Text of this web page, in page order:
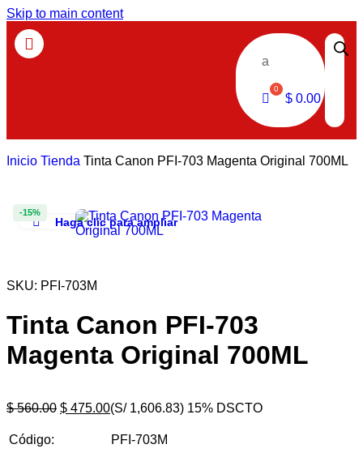
Skip to main content
a
$0.00
Inicio Tienda Tinta Canon PFI-703 Magenta Original 700ML
-15%
Haga clic para ampliar
SKU: PFI-703M
Tinta Canon PFI-703
Magenta Original 700ML
$560.00 $ 475.00(S/ 1,606.83) 15% DSCTO
Código: PFI-703M